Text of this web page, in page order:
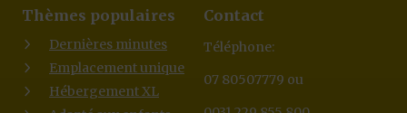
Thèmes populaires
Dernières minutes
Emplacement unique
Hébergement XL
Contact
Téléphone:
07 80507779 ou